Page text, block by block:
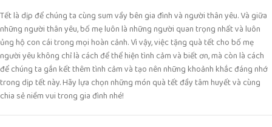
Tết là dịp để chúng ta cùng sum vầy bên gia đình và người thân yêu. Và giữa
những người thân yêu, bố mẹ luôn là những người quan trọng nhất và luôn
ủng hộ con cái trong mọi hoàn cảnh. Vì vậy, việc tặng quà tết cho bố mẹ
người yêu không chỉ là cách để thể hiện tình cảm và biết ơn, mà còn là cách
để chúng ta gắn kết thêm tình cảm và tạo nên những khoảnh khắc đáng nhớ
trong dịp tết này. Hãy lựa chọn những món quà tết đầy tâm huyết và cùng
chia sẻ niềm vui trong gia đình nhé!